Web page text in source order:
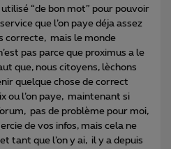
“de bon mot” pour pouvoir
que l’on paye déja assez
correcte, mais le monde
pas parce que proximus a le
que, nous citoyens, lèchons
quelque chose de correct
ou l’on paye, maintenant si
pas de problème pour moi,
de vos infos, mais cela ne
tant que l’on y ai, il y a depuis